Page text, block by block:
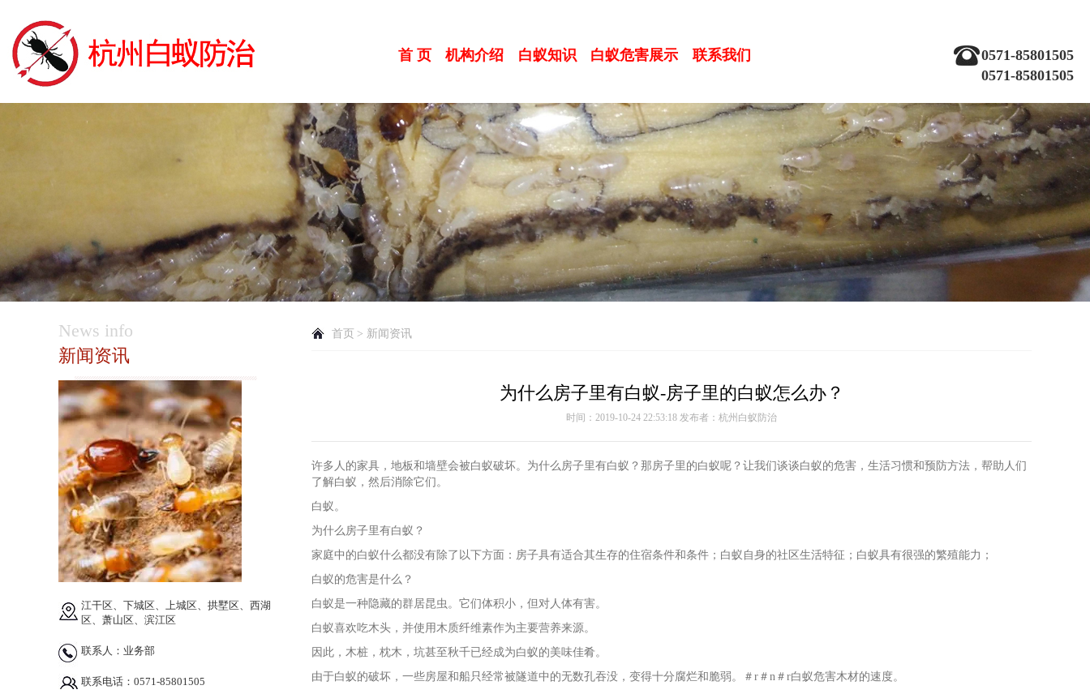
首 页 机构介绍 白蚁知识 白蚁危害展示 联系我们
0571-85801505
0571-85801505
News info
新闻资讯
江干区、下城区、上城区、拱墅区、西湖
区、萧山区、滨江区
联系人：业务部
联系电话：0571-85801505
首页 新闻资讯
为什么房子里有白蚁-房子里的白蚁怎么办？
时间：2019-10-24 22:53:18 发布者：杭州白蚁防治
许多人的家具，地板和墙壁会被白蚁破坏。为什么房子里有白蚁？那房子里的白蚁呢？让我们谈谈白蚁的危害，生活习惯和预防方法，帮助人们
了解白蚁，然后消除它们。
白蚁。
为什么房子里有白蚁？
家庭中的白蚁什么都没有除了以下方面：房子具有适合其生存的住宿条件和条件；白蚁自身的社区生活特征；白蚁具有很强的繁殖能力；
白蚁的危害是什么？
白蚁是一种隐藏的群居昆虫。它们体积小，但对人体有害。
白蚁喜欢吃木头，并使用木质纤维素作为主要营养来源。
因此，木桩，枕木，坑甚至秋千已经成为白蚁的美味佳肴。
由于白蚁的破坏，一些房屋和船只经常被隧道中的无数孔吞没，变得十分腐烂和脆弱。＃r＃n＃r白蚁危害木材的速度。